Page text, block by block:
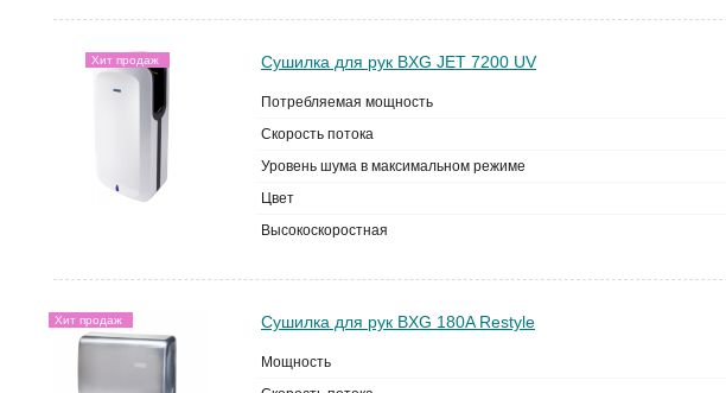
Хит продаж Сушилка для рук BXG JET 7200 UV
Потребляемая мощность
Скорость потока
Уровень шума в максимальном режиме
Цвет
Высокоскоростная
Хит продаж Сушилка для рук BXG 180A Restyle
Мощность